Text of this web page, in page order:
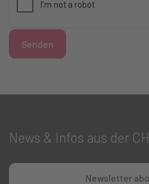
Senden
News & Infos aus der
Newsletter